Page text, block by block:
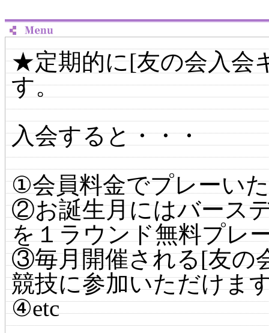
★定期的に[友の会入会
す。
入会すると・・・
①会員料金でプレーい
②お誕生月にはバース
を１ラウンド無料プレ
③毎月開催される[友の
競技に参加いただけま
④etc